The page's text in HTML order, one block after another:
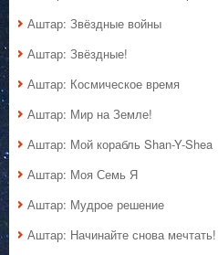
Аштар: Звёздные войны
Аштар: Звёздные!
Аштар: Космическое время
Аштар: Мир на Земле!
Аштар: Мой корабль Shan-Y-Shea
Аштар: Моя Семь Я
Аштар: Мудрое решение
Аштар: Начинайте снова мечтать!